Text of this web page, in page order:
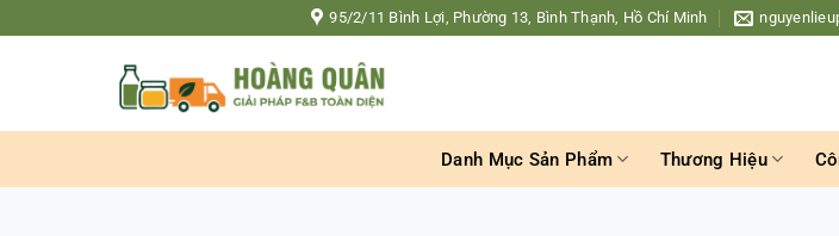
qua
95/2/11 Bình Lợi, Phường 13, Bình Thạnh, Hồ Chí Minh
Danh Mục Sản Phẩm Thương Hiệu